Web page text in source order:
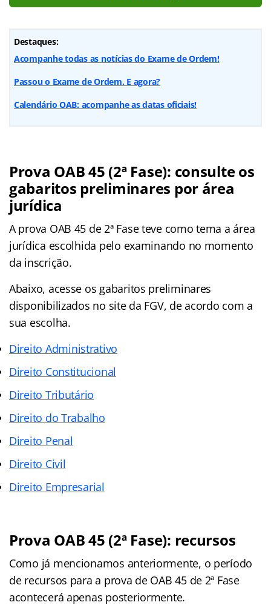
Destaques:
Acompanhe todas as notícias do Exame de Ordem!
Passou o Exame de Ordem. E agora?
Calendário OAB: acompanhe as datas oficiais!
Prova OAB 45 (2ª Fase): consulte os
gabaritos preliminares por área
jurídica
A prova OAB 45 de 2ª Fase teve como tema a área
jurídica escolhida pelo examinando no momento
da inscrição.
Abaixo, acesse os gabaritos preliminares
disponibilizados no site da FGV, de acordo com a
sua escolha.
Direito Administrativo
Direito Constitucional
Direito Tributário
Direito do Trabalho
Direito Penal
Direito Civil
Direito Empresarial
Prova OAB 45 (2ª Fase): recursos
Como já mencionamos anteriormente, o período
de recursos para a prova de OAB 45 de 2ª Fase
acontecerá apenas posteriormente.